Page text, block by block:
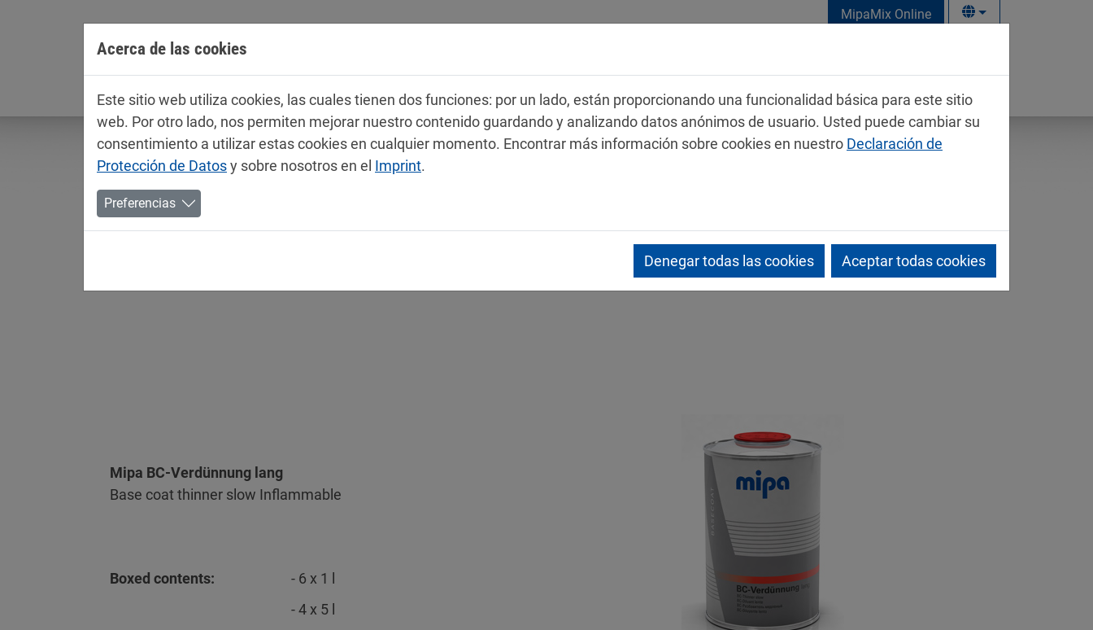
MipaMix Online
Empresa Productos Servicio Contacto
Mipa BC-Verdünnung lang
Base coat thinner slow Inflammable
Boxed contents:
- 6 x 1 l
- 4 x 5 l
Acerca de las cookies
Este sitio web utiliza cookies, las cuales tienen dos funciones: por un lado, están proporcionando una funcionalidad básica para este sitio
web. Por otro lado, nos permiten mejorar nuestro contenido guardando y analizando datos anónimos de usuario. Usted puede cambiar su
consentimiento a utilizar estas cookies en cualquier momento. Encontrar más información sobre cookies en nuestro Declaración de
Protección de Datosy sobre nosotros en el Imprint.
Preferencias
Denegar todas las cookies Aceptar todas cookies